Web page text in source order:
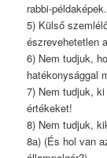
rabbi-példaképek.
5) Külső
észrevehetetlen
6) Nem tudjuk,
hatékonysággal
7) Nem tudjuk,
értékeket!
8) Nem tudjuk,
8a) (És hol van